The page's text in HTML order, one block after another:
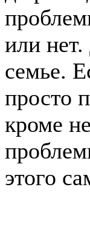
или
семье.
просто
кроме
этого